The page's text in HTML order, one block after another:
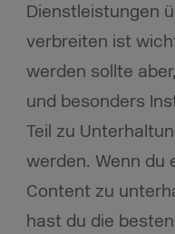
Dienstleistungen
verbreiten ist
werden sollte
und besonders
Teil zu
werden. Wenn du
Content zu
hast du die